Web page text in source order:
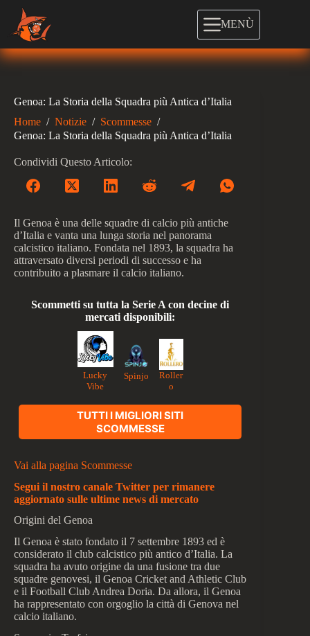
contenuto
MENÙ
Genoa: La Storia della Squadra più Antica d’Italia
Home / Notizie / Scommesse /
Genoa: La Storia della Squadra più Antica d’Italia
Condividi Questo Articolo:
Il Genoa è una delle squadre di calcio più antiche
d’Italia e vanta una lunga storia nel panorama
calcistico italiano. Fondata nel 1893, la squadra ha
attraversato diversi periodi di successo e ha
contribuito a plasmare il calcio italiano.
Scommetti su tutta la Serie A con decine di
mercati disponibili:
Lucky
Vibe
Spinjo
Roller
o
TUTTI I MIGLIORI SITI
SCOMMESSE
Vai alla pagina Scommesse
Segui il nostro canale Twitter per rimanere
aggiornato sulle ultime news di mercato
Origini del Genoa
Il Genoa è stato fondato il 7 settembre 1893 ed è
considerato il club calcistico più antico d’Italia. La
squadra ha avuto origine da una fusione tra due
squadre genovesi, il Genoa Cricket and Athletic Club
e il Football Club Andrea Doria. Da allora, il Genoa
ha rappresentato con orgoglio la città di Genova nel
calcio italiano.